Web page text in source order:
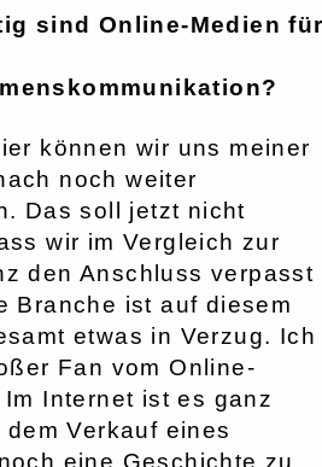
sind Online-Medien
können wir uns meiner
noch weiter
Das soll jetzt nicht
wir im Vergleich zur
den Anschluss verpasst
Branche ist auf diesem
etwas in Verzug. Ich
Fan vom Online-
Internet ist es ganz
dem Verkauf eines
eine Geschichte zu